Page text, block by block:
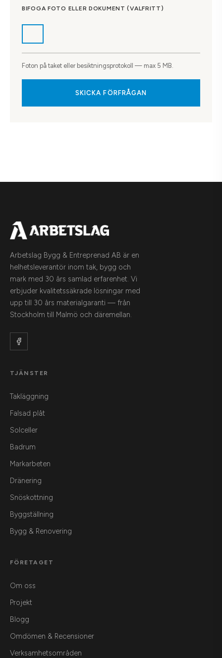
BIFOGA FOTO ELLER DOKUMENT (VALFRITT)
Foton på taket eller besiktningsprotokoll — max 5 MB.
SKICKA FÖRFRÅGAN
Arbetslag Bygg & Entreprenad AB är en
helhetsleverantör inom tak, bygg och
mark med 30 års samlad erfarenhet. Vi
erbjuder kvalitetssäkrade lösningar med
upp till 30 års materialgaranti — från
Stockholm till Malmö och däremellan.
TJÄNSTER
Takläggning
Falsad plåt
Solceller
Badrum
Markarbeten
Dränering
Snöskottning
Byggställning
Bygg & Renovering
FÖRETAGET
Om oss
Projekt
Blogg
Omdömen & Recensioner
Verksamhetsområden